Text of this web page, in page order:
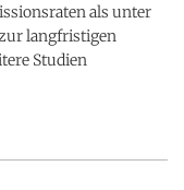
als unter
langfristigen
Studien